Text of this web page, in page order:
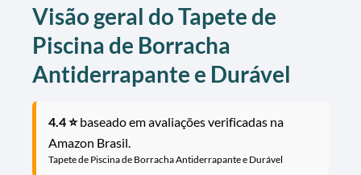
Visão geral do Tapete de
Piscina de Borracha
Antiderrapante e Durável
4.4 ⭐baseado em avaliações verificadas na
Amazon Brasil.
Tapete de Piscina de Borracha Antiderrapante e Durável